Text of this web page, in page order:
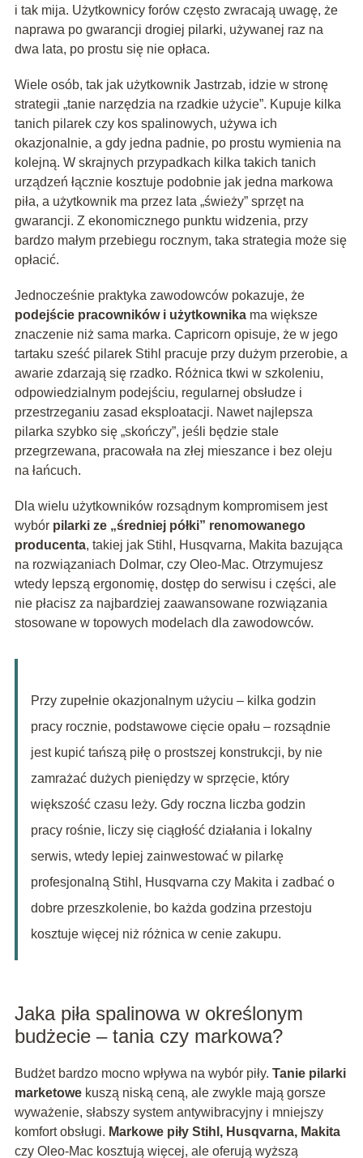
i tak mija. Użytkownicy forów często zwracają uwagę, że
naprawa po gwarancji drogiej pilarki, używanej raz na
dwa lata, po prostu się nie opłaca.
Wiele osób, tak jak użytkownik Jastrzab, idzie w stronę
strategii „tanie narzędzia na rzadkie użycie”. Kupuje kilka
tanich pilarek czy kos spalinowych, używa ich
okazjonalnie, a gdy jedna padnie, po prostu wymienia na
kolejną. W skrajnych przypadkach kilka takich tanich
urządzeń łącznie kosztuje podobnie jak jedna markowa
piła, a użytkownik ma przez lata „świeży” sprzęt na
gwarancji. Z ekonomicznego punktu widzenia, przy
bardzo małym przebiegu rocznym, taka strategia może się
opłacić.
Jednocześnie praktyka zawodowców pokazuje, że
podejście pracowników i użytkownikama większe
znaczenie niż sama marka. Capricorn opisuje, że w jego
tartaku sześć pilarek Stihl pracuje przy dużym przerobie, a
awarie zdarzają się rzadko. Różnica tkwi w szkoleniu,
odpowiedzialnym podejściu, regularnej obsłudze i
przestrzeganiu zasad eksploatacji. Nawet najlepsza
pilarka szybko się „skończy”, jeśli będzie stale
przegrzewana, pracowała na złej mieszance i bez oleju
na łańcuch.
Dla wielu użytkowników rozsądnym kompromisem jest
wybór pilarki ze „średniej półki” renomowanego
producenta, takiej jak Stihl, Husqvarna, Makita bazująca
na rozwiązaniach Dolmar, czy Oleo-Mac. Otrzymujesz
wtedy lepszą ergonomię, dostęp do serwisu i części, ale
nie płacisz za najbardziej zaawansowane rozwiązania
stosowane w topowych modelach dla zawodowców.
Przy zupełnie okazjonalnym użyciu – kilka godzin
pracy rocznie, podstawowe cięcie opału – rozsądnie
jest kupić tańszą piłę o prostszej konstrukcji, by nie
zamrażać dużych pieniędzy w sprzęcie, który
większość czasu leży. Gdy roczna liczba godzin
pracy rośnie, liczy się ciągłość działania i lokalny
serwis, wtedy lepiej zainwestować w pilarkę
profesjonalną Stihl, Husqvarna czy Makita i zadbać o
dobre przeszkolenie, bo każda godzina przestoju
kosztuje więcej niż różnica w cenie zakupu.
Jaka piła spalinowa w określonym
budżecie – tania czy markowa?
Budżet bardzo mocno wpływa na wybór piły. Tanie pilarki
marketowekuszą niską ceną, ale zwykle mają gorsze
wyważenie, słabszy system antywibracyjny i mniejszy
komfort obsługi. Markowe piły Stihl, Husqvarna, Makita
czy Oleo-Mac kosztują więcej, ale oferują wyższą